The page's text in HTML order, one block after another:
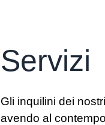
Servizi
Gli inquilini dei
avendo al